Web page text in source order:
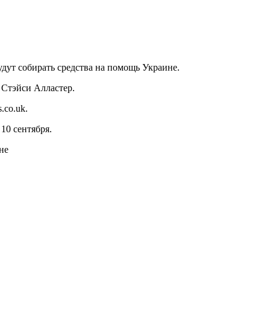
собирать средства на помощь Украине.
Алластер.
сентября.